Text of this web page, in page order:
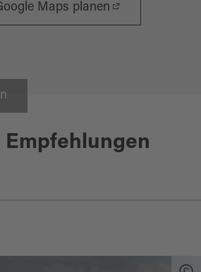
Maps planen
Empfehlungen